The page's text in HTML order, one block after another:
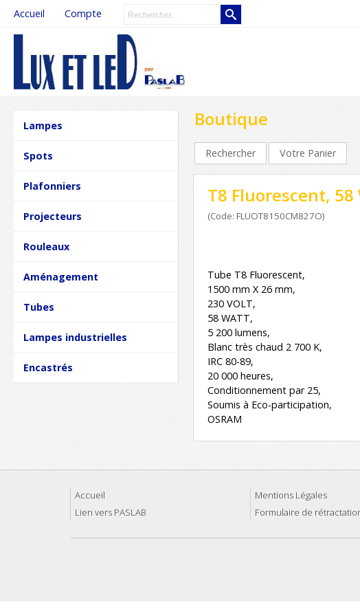
Accueil Compte
Lampes
Spots
Plafonniers
Projecteurs
Rouleaux
Aménagement
Tubes
Lampes industrielles
Encastrés
Boutique
Rechercher Votre Panier
T8 Fluorescent,
(Code: FLUOT8150CM827O)
Tube T8 Fluorescent,
1500 mm X 26 mm,
230 VOLT,
58 WATT,
5 200 lumens,
Blanc très chaud 2 700 K,
IRC 80-89,
20 000 heures,
Conditionnement par 25,
Soumis à Eco-participation,
OSRAM
Accueil Mentions Légales
Lien vers PASLAB
Formulaire de